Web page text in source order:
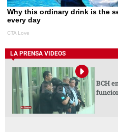
LA PRENSA VIDEOS
BCH